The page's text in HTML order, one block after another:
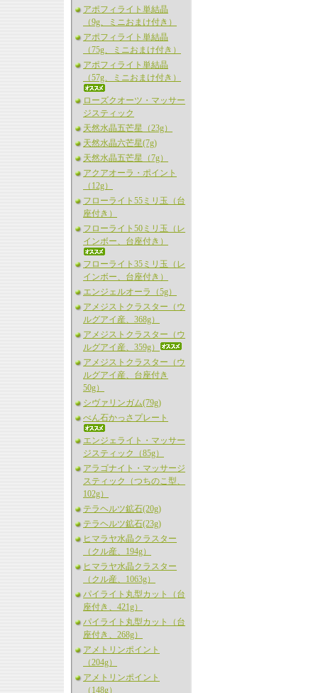
アポフィライト単結晶
（9g、ミニおまけ付き）
アポフィライト単結晶
（75g、ミニおまけ付き）
アポフィライト単結晶
（57g、ミニおまけ付き）
ローズクオーツ・マッサー
ジスティック
天然水晶五芒星（23g）
天然水晶六芒星(7g)
天然水晶五芒星（7g）
アクアオーラ・ポイント
（12g）
フローライト55ミリ玉（台
座付き）
フローライト50ミリ玉（レ
インボー、台座付き）
フローライト35ミリ玉（レ
インボー、台座付き）
エンジェルオーラ（5g）
アメジストクラスター（ウ
ルグアイ産、368g）
アメジストクラスター（ウ
ルグアイ産、359g）
アメジストクラスター（ウ
ルグアイ産、台座付き
50g）
シヴァリンガム(79g)
べん石かっさプレート
エンジェライト・マッサー
ジスティック（85g）
アラゴナイト・マッサージ
スティック（つちのこ型、
102g）
テラヘルツ鉱石(20g)
テラヘルツ鉱石(23g)
ヒマラヤ水晶クラスター
（クル産、194g）
ヒマラヤ水晶クラスター
（クル産、1063g）
パイライト丸型カット（台
座付き、421g）
パイライト丸型カット（台
座付き、268g）
アメトリンポイント
（204g）
アメトリンポイント
（148g）